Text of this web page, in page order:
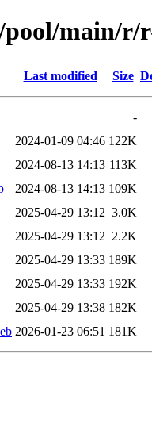
main/r/
Last modified Size
-
2024-01-09 04:46 122K
2024-08-13 14:13 113K
2024-08-13 14:13 109K
2025-04-29 13:12 3.0K
2025-04-29 13:12 2.2K
2025-04-29 13:33 189K
2025-04-29 13:33 192K
2025-04-29 13:38 182K
2026-01-23 06:51 181K